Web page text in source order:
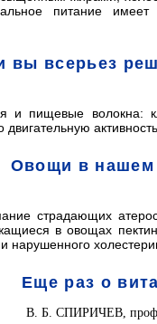
питание
вы всерьез
и пищевые волокна:
Овощи в нашем
страдающих
в овощах
нарушенного
Еще раз о
В. Б. СПИРИЧЕВ,